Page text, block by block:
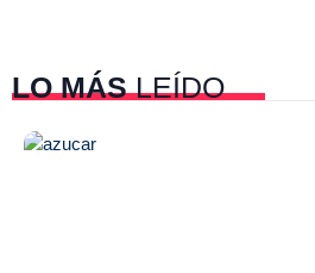
LO MÁSLEÍDO